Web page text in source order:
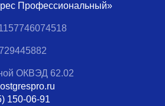
Профессиональный»
ОКВЭД 62.02
150-06-91